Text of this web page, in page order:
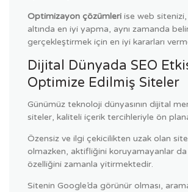
Optimizayon çözümleri ise web
altında en iyi yapma, aynı zamanda
gerçekleştirmek için en iyi kararları
Dijital Dünyada SEO
Optimize Edilmiş Siteler
Günümüz teknoloji dünyasının dijital
siteler, kaliteli içerik tercihleriyle ön
Özensiz ve ilgi çekicilikten uzak olan
olmazken, aktifliğini koruyamayanlar
özelliğini zamanla yitirmektedir.
Sitenin Google’da görünür olması,